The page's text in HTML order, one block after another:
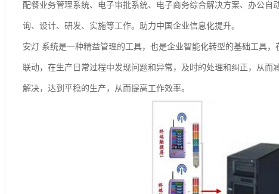
配餐业务管理系统、电子审批系统、电子商务综合解决方案、办公
询、设计、研发、实施等工作。助力中国企业信息化提升。
安灯 系统是一种精益管理的工具，也是企业智能化转型的基础工具
联动，在生产日常过程中发现问题和异常，及时的处理和纠正，从
解决，达到平稳的生产，从而提高工作效率。